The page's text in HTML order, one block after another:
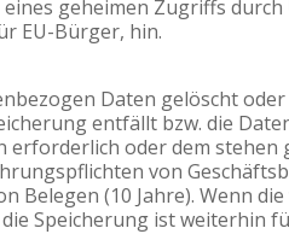
geheimen Zugriffs
EU-Bürger, hin.
Daten gelöscht
entfällt bzw. die
erforderlich oder dem stehen
von
Belegen (10 Jahre). Wenn
Speicherung ist weiterhin